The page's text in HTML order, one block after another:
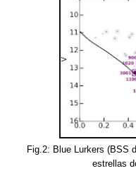
Fig.2: Blue Lurkers (BSS
estrellas